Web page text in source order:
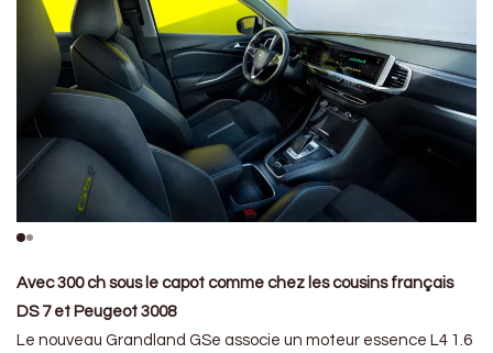
Avec 300 ch sous le capot comme chez les cousins français
DS 7 et Peugeot 3008
Le nouveau Grandland GSe associe un moteur essence L4 1.6